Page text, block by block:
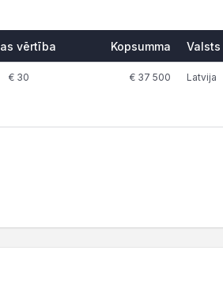
vērtība Kopsumma Valsts
€ 30 € 37 500 Latvija